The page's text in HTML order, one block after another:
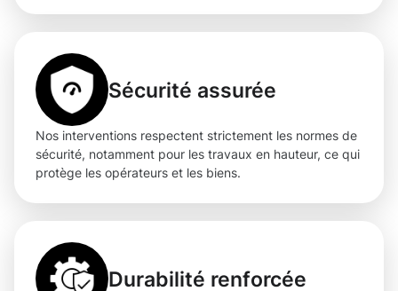
Sécurité assurée
Nos interventions respectent strictement les normes de
sécurité, notamment pour les travaux en hauteur, ce qui
protège les opérateurs et les biens.
Durabilité renforcée